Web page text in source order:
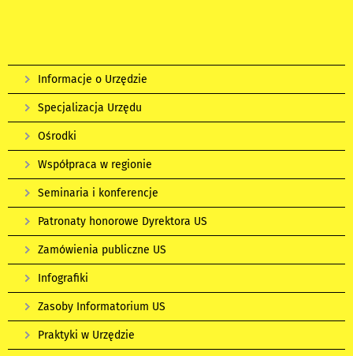
Informacje o Urzędzie
Specjalizacja Urzędu
Ośrodki
Współpraca w regionie
Seminaria i konferencje
Patronaty honorowe Dyrektora US
Zamówienia publiczne US
Infografiki
Zasoby Informatorium US
Praktyki w Urzędzie